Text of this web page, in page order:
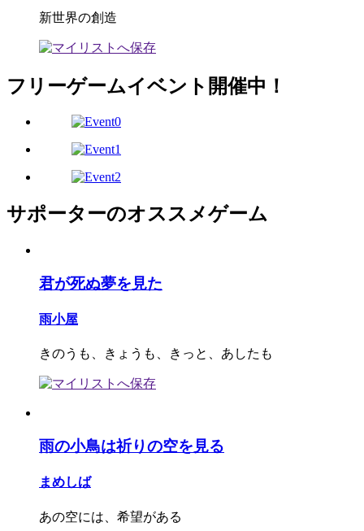
新世界の創造
フリーゲームイベント開催中！
サポーターのオススメゲーム
君が死ぬ夢を見た
雨小屋
きのうも、きょうも、きっと、あしたも
雨の小鳥は祈りの空を見る
まめしば
あの空には、希望がある